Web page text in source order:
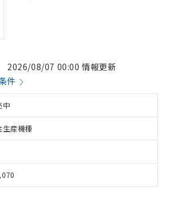
2026/08/07 00:00 情報更新
件
中
生産機種